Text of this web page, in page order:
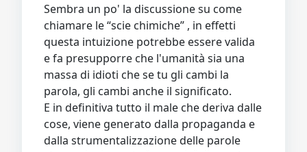
Sembra un po' la discussione su come
chiamare le “scie chimiche” , in effetti
questa intuizione potrebbe essere valida
e fa presupporre che l'umanità sia una
massa di idioti che se tu gli cambi la
parola, gli cambi anche il significato.
E in definitiva tutto il male che deriva dalle
cose, viene generato dalla propaganda e
dalla strumentalizzazione delle parole